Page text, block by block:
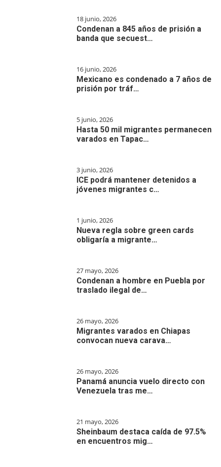
18 junio, 2026
Condenan a 845 años de prisión a
banda que secuest…
16 junio, 2026
Mexicano es condenado a 7 años de
prisión por tráf…
5 junio, 2026
Hasta 50 mil migrantes permanecen
varados en Tapac…
3 junio, 2026
ICE podrá mantener detenidos a
jóvenes migrantes c…
1 junio, 2026
Nueva regla sobre green cards
obligaría a migrante…
27 mayo, 2026
Condenan a hombre en Puebla por
traslado ilegal de…
26 mayo, 2026
Migrantes varados en Chiapas
convocan nueva carava…
26 mayo, 2026
Panamá anuncia vuelo directo con
Venezuela tras me…
21 mayo, 2026
Sheinbaum destaca caída de 97.5%
en encuentros mig…